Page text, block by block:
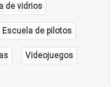
de vidrios
Escuela de pilotos
Videojuegos